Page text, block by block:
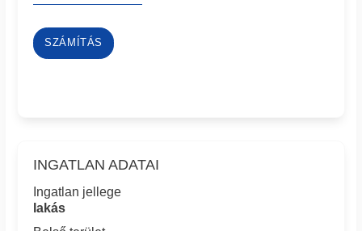
SZÁMÍTÁS
INGATLAN ADATAI
Ingatlan jellege
lakás